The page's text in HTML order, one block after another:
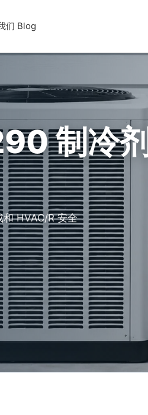
们 Blog
制冷剂
HVAC/R 安全